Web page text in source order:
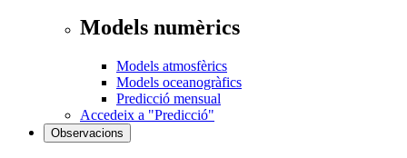
Models numèrics
Models atmosfèrics
Models oceanogràfics
Predicció mensual
Accedeix a "Predicció"
Observacions